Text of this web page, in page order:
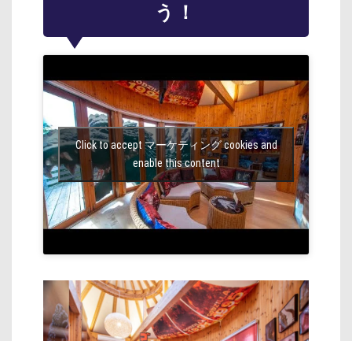
う！
Click to accept マーケティング cookies and
enable this content